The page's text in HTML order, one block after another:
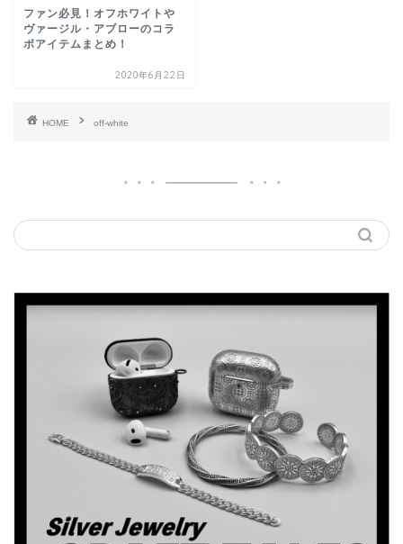
ファン必見！オフホワイトや
ヴァージル・アブローのコラ
ボアイテムまとめ！
2020年6月22日
HOME off-white